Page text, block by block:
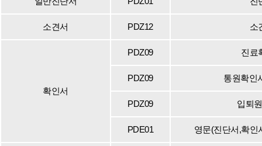
소견서 PDZ12 소
확인서
PDZ09 진료
PDZ09 통원확인
PDZ09 입퇴
PDE01 영문(진단서,확인